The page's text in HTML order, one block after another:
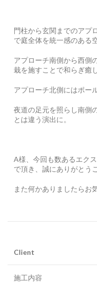
門柱から玄関までのアプ
で庭全体を統一感のある
アプローチ南側から西側
栽を施すことで和らぎ癒
アプローチ北側にはポー
夜道の足元を照らし南側
とは違う演出に。
A様、今回も数あるエク
で頂き、誠にありがとう
また何かありましたらお
Client
施工内容